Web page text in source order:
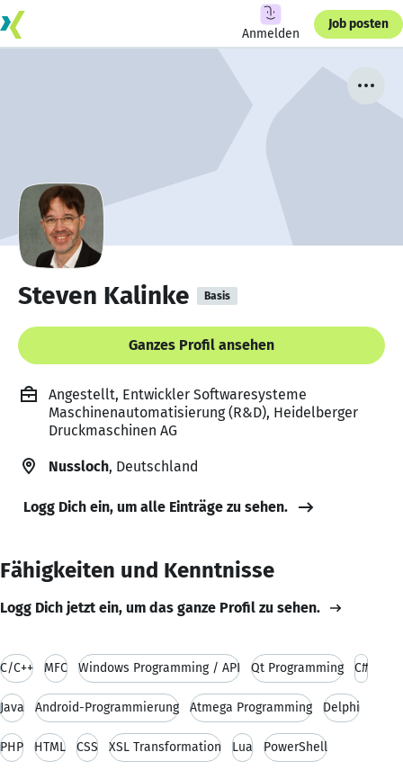
Anmelden
Job posten
Steven Kalinke Basis
Ganzes Profil ansehen
Angestellt, Entwickler Softwaresysteme
Maschinenautomatisierung (R&D), Heidelberger
Druckmaschinen AG
Nussloch, Deutschland
Logg Dich ein, um alle Einträge zu sehen.
Fähigkeiten und Kenntnisse
Logg Dich jetzt ein, um das ganze Profil zu sehen.
C/C++ MFC Windows Programming / API Qt Programming C#
Java Android-Programmierung Atmega Programming Delphi
PHP HTML CSS XSL Transformation Lua PowerShell